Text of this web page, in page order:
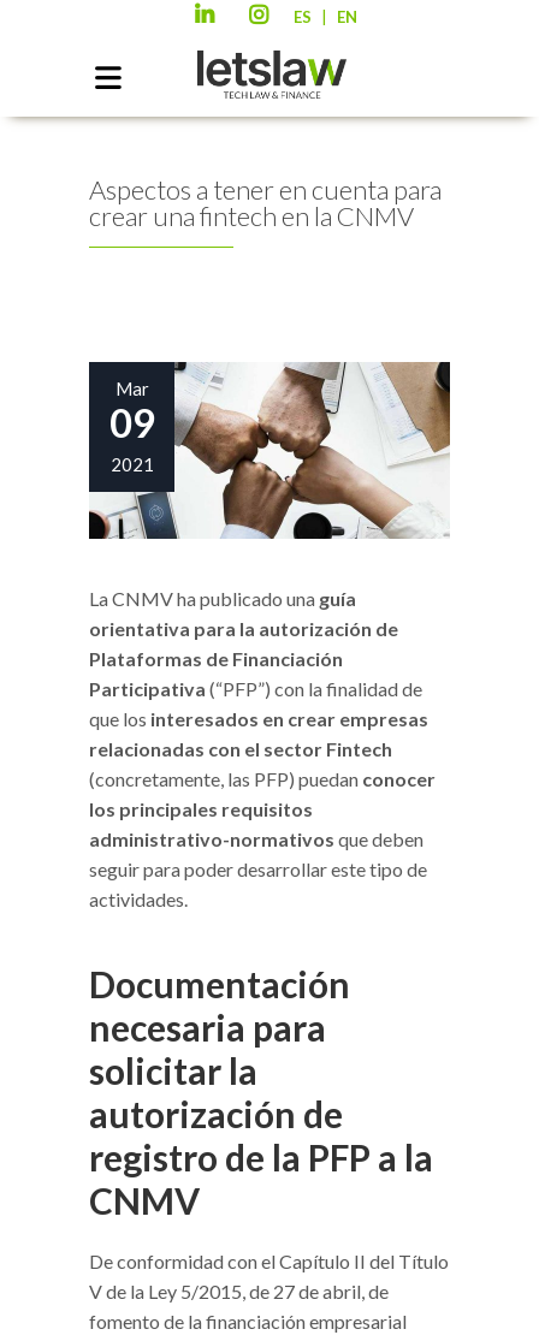
ES EN
Aspectos a tener en cuenta para
crear una fintech en la CNMV
Mar
09
2021
La CNMV ha publicado una guía
orientativa para la autorización de
Plataformas de Financiación
Participativa (“PFP”) con la finalidad de
que los interesados en crear empresas
relacionadas con el sector Fintech
(concretamente, las PFP) puedan conocer
los principales requisitos
administrativo-normativos que deben
seguir para poder desarrollar este tipo de
actividades.
Documentación
necesaria para
solicitar la
autorización de
registro de la PFP a la
CNMV
De conformidad con el Capítulo II del Título
V de la Ley 5/2015, de 27 de abril, de
fomento de la financiación empresarial